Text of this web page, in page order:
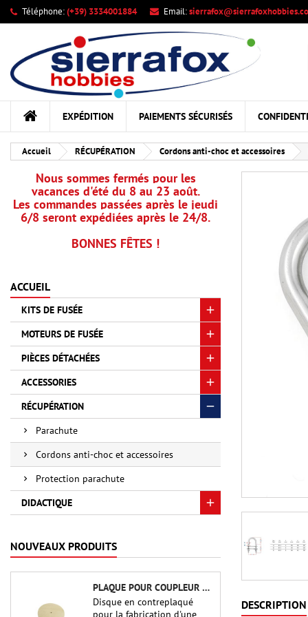
Téléphone:(+39) 3334001884 Email:
EXPÉDITION PAIEMENTS SÉCURISÉS
Accueil RÉCUPÉRATION Cordons anti-choc et accessoires
Nous sommes fermés pour les
vacances d'été du 8 au 23 août.
Les commandes passées après le jeudi
6/8 seront expédiées après le 24/8.
BONNES FÊTES !
ACCUEIL
KITS DE FUSÉE
MOTEURS DE FUSÉE
PIÈCES DÉTACHÉES
ACCESSORIES
RÉCUPÉRATION
Parachute
Cordons anti-choc et accessoires
Protection parachute
DIDACTIQUE
NOUVEAUX PRODUITS
PLAQUE POUR COUPLEUR CBP-3.0 - PUBLIC MISSILES LTD.
Disque en contreplaqué
pour la fabrication d'une
DESCRIPTION